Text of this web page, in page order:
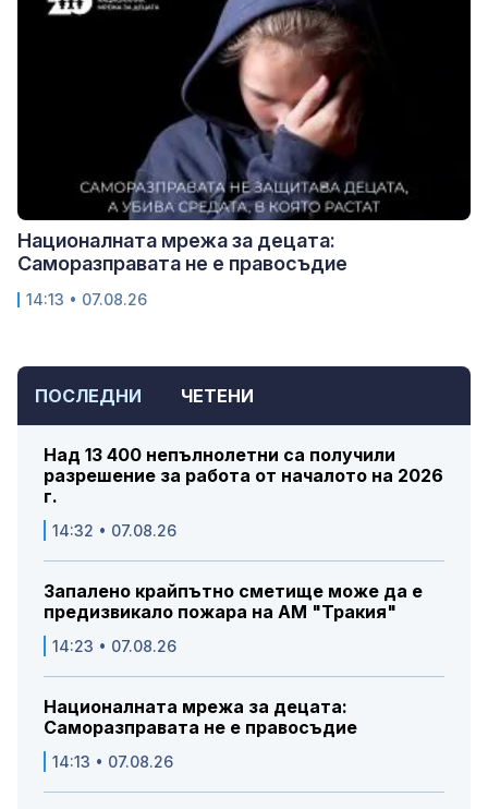
ПОСЛЕДНИ ЧЕТЕНИ
Над 13 400 непълнолетни са получили
разрешение за работа от началото на 2026
г.
14:32 • 07.08.26
Запалено крайпътно сметище може да е
предизвикало пожара на АМ "Тракия"
14:23 • 07.08.26
Националната мрежа за децата:
Саморазправата не е правосъдие
14:13 • 07.08.26
Националната мрежа за децата:
Саморазправата не е правосъдие
14:13 • 07.08.26